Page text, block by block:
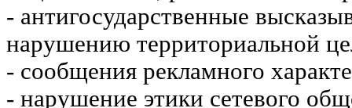
- антигосударственные
нарушению территориальной
- сообщения рекламного
- нарушение этики сетевого